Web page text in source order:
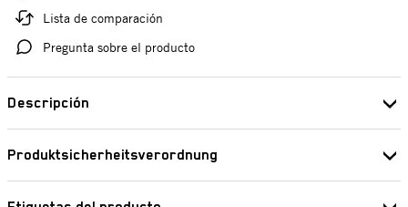
Lista de comparación
Pregunta sobre el producto
Descripción
DN38 (Spring band clamp STD DN38)
Produktsicherheitsverordnung
Pierer Industrie AG